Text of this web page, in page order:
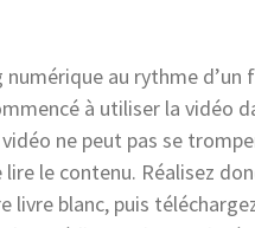
au rythme d’un
à utiliser la vidéo
ne peut pas se
le contenu. Réalisez
blanc, puis